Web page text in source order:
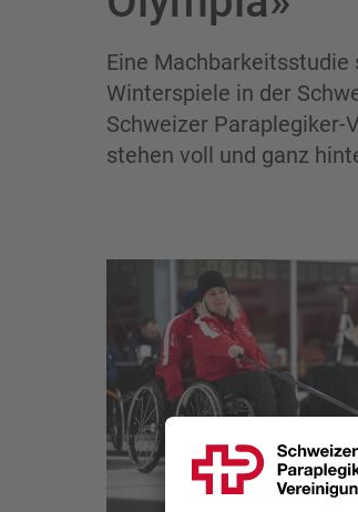
Eine
Winterspiele in der
Schweizer Paraplegiker-
stehen voll und ganz